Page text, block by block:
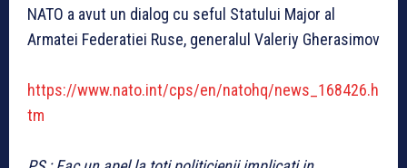
NATO a avut un dialog cu seful Statului Major al
Armatei Federatiei Ruse, generalul Valeriy Gherasimov
https://www.nato.int/cps/en/natohq/news_168426.h
tm